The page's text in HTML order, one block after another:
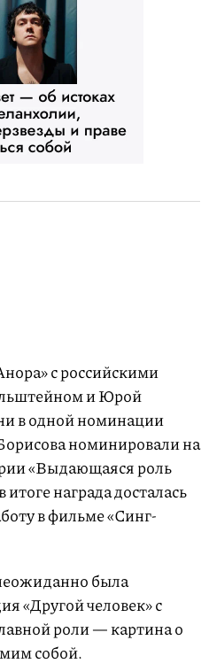
с российскими
и Юрой
в одной номинации
номинировали на
«Выдающаяся роль
награда досталась
в фильме «Синг-
была
«Другой человек» с
роли — картина о
собой.